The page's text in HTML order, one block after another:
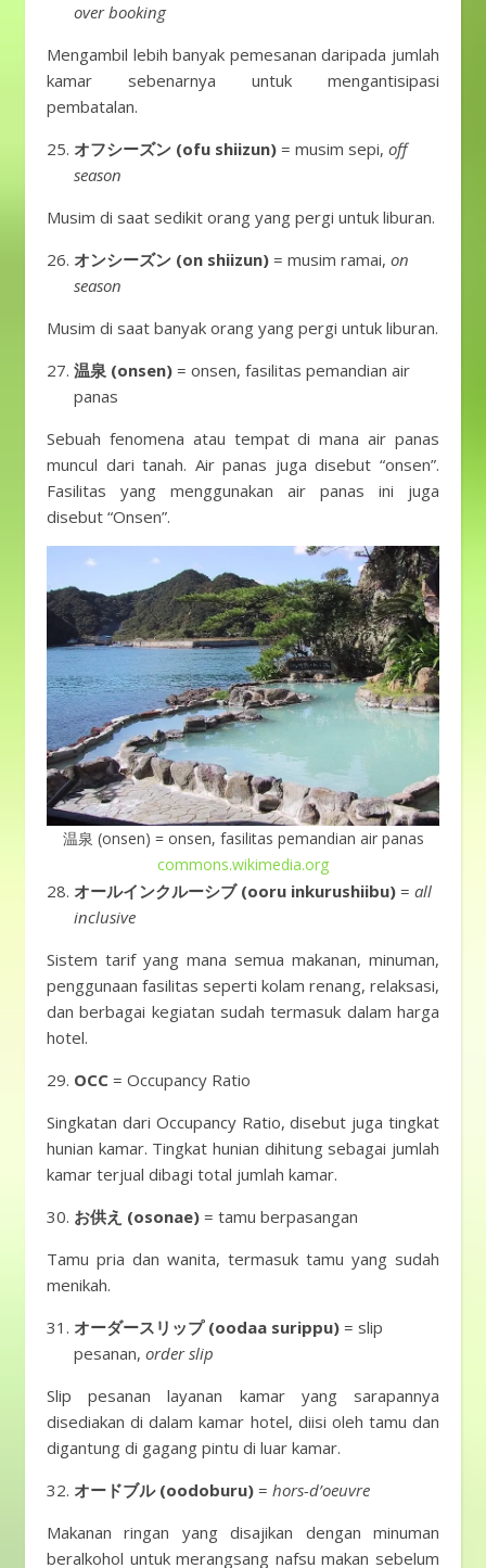
over booking
Mengambil lebih banyak pemesanan daripada jumlah
kamar sebenarnya untuk mengantisipasi
pembatalan.
オフシーズン (ofu shiizun) = musim sepi, off
season
Musim di saat sedikit orang yang pergi untuk liburan.
オンシーズン (on shiizun) = musim ramai, on
season
Musim di saat banyak orang yang pergi untuk liburan.
温泉 (onsen) = onsen, fasilitas pemandian air
panas
Sebuah fenomena atau tempat di mana air panas
muncul dari tanah. Air panas juga disebut “onsen”.
Fasilitas yang menggunakan air panas ini juga
disebut “Onsen”.
温泉 (onsen) = onsen, fasilitas pemandian air panas
commons.wikimedia.org
オールインクルーシブ (ooru inkurushiibu) = all
inclusive
Sistem tarif yang mana semua makanan, minuman,
penggunaan fasilitas seperti kolam renang, relaksasi,
dan berbagai kegiatan sudah termasuk dalam harga
hotel.
OCC = Occupancy Ratio
Singkatan dari Occupancy Ratio, disebut juga tingkat
hunian kamar. Tingkat hunian dihitung sebagai jumlah
kamar terjual dibagi total jumlah kamar.
お供え (osonae) = tamu berpasangan
Tamu pria dan wanita, termasuk tamu yang sudah
menikah.
オーダースリップ (oodaa surippu) = slip
pesanan, order slip
Slip pesanan layanan kamar yang sarapannya
disediakan di dalam kamar hotel, diisi oleh tamu dan
digantung di gagang pintu di luar kamar.
オードブル (oodoburu) = hors-d’oeuvre
Makanan ringan yang disajikan dengan minuman
beralkohol untuk merangsang nafsu makan sebelum